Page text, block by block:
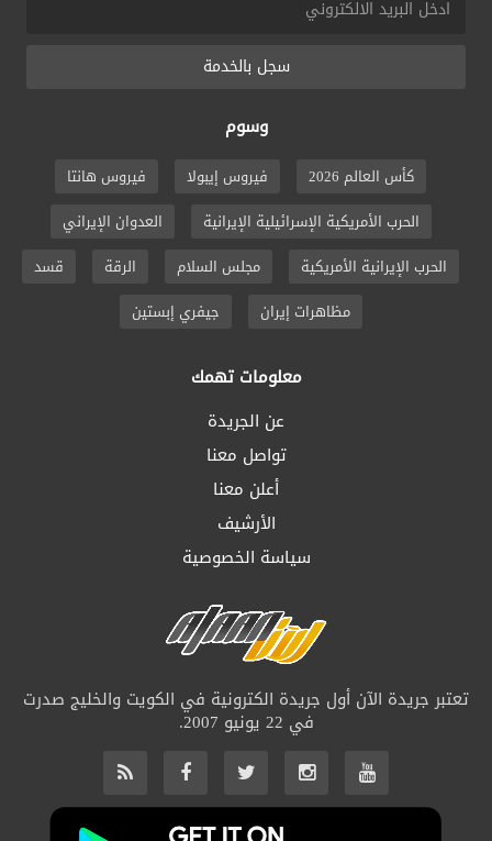
سجل بالخدمة
وسوم
كأس العالم 2026 فيروس إيبولا
فيروس هانتا
الحرب الأمريكية الإسرائيلية الإيرانية
العدوان الإيراني
الحرب الإيرانية الأمريكية
مجلس السلام الرقة
قسد
مظاهرات إيران
جيفري إبستين
معلومات تهمك
عن الجريدة
تواصل معنا
أعلن معنا
الأرشيف
سياسة الخصوصية
تعتبر جريدة الآن أول جريدة الكترونية في الكويت والخليج صدرت
في 22 يونيو 2007.